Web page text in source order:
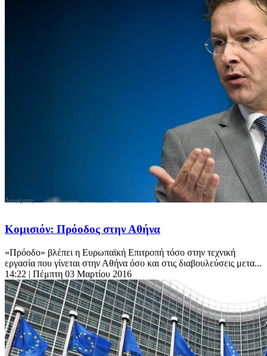
Κομισιόν: Πρόοδος στην Αθήνα
«Πρόοδο» βλέπει η Ευρωπαϊκή Επιτροπή τόσο στην τεχνική
εργασία που γίνεται στην Αθήνα όσο και στις διαβουλεύσεις μετα...
14:22 | Πέμπτη 03 Μαρτίου 2016